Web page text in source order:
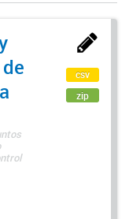
csv
zip